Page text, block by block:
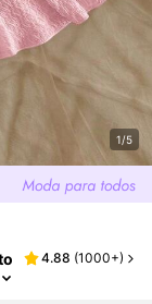
1/5
4.88 (1000+)